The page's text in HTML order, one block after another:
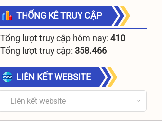
THỐNG KÊ TRUY CẬP
Tổng lượt truy cập hôm nay: 410
Tổng lượt truy cập: 358.466
LIÊN KẾT WEBSITE
Liên kết website